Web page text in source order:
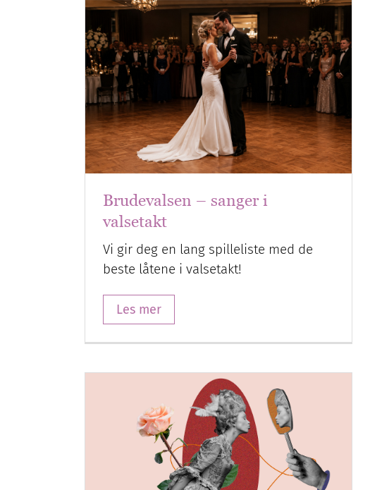
Brudevalsen – sanger i
valsetakt
Vi gir deg en lang spilleliste med de
beste låtene i valsetakt!
Les mer